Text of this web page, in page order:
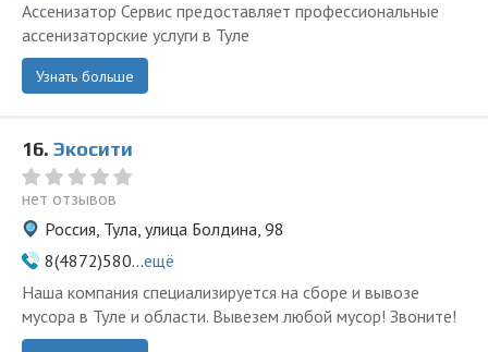
Ассенизатор Сервис предоставляет профессиональные
ассенизаторские услуги в Туле
Узнать больше
16. Экосити
нет отзывов
Россия, Тула, улица Болдина, 98
8(4872)580...ещё
Наша компания специализируется на сборе и вывозе
мусора в Туле и области. Вывезем любой мусор! Звоните!